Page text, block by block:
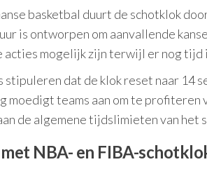
basketbal duurt de schotklok
is ontworpen om aanvallende
acties mogelijk zijn terwijl er nog
dat de klok reset naar 14
moedigt teams aan om te
de algemene tijdslimieten van het
NBA- en FIBA-